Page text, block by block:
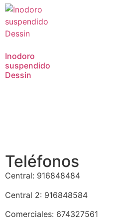
Inodoro
suspendido
Dessin
Teléfonos
Central: 916848484
Central 2: 916848584
Comerciales: 674327561